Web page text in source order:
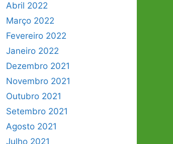
Abril 2022
Março 2022
Fevereiro 2022
Janeiro 2022
Dezembro 2021
Novembro 2021
Outubro 2021
Setembro 2021
Agosto 2021
Julho 2021